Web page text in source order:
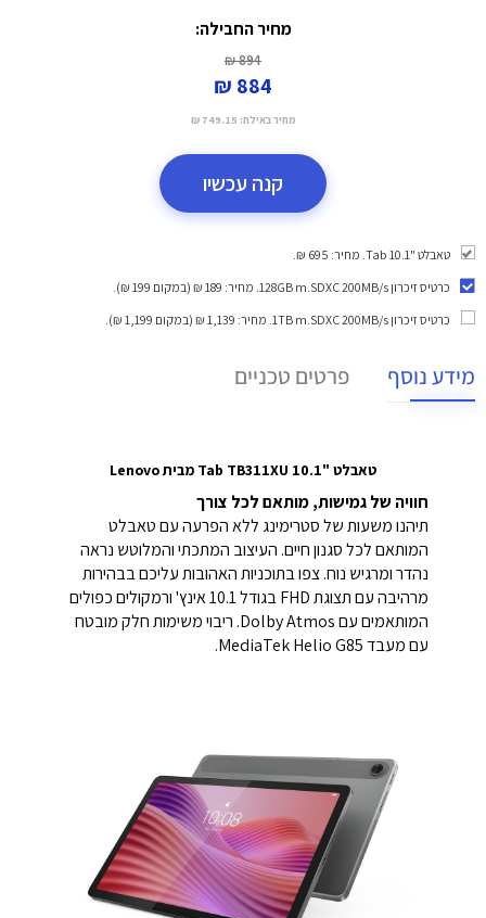
מחיר החבילה:
894 ₪
884 ₪
מחיר באילת: 749.15 ₪
קנה עכשיו
טאבלט "10.1 Tab. מחיר: 695 ₪.
כרטיס זיכרון 128GB m.SDXC 200MB/s
. מחיר: 189 ₪ (במקום 199 ₪).
כרטיס זיכרון 1TB m.SDXC 200MB/s
. מחיר: 1,139 ₪ (במקום 1,199 ₪).
מידע נוסף פרטים טכניים
טאבלט "10.1 Tab TB311XU מבית Lenovo
חוויה של גמישות,מותאם לכל צורך
תיהנו משעות של סטרימינג ללא הפרעה עם טאבלט
המותאם לכל סגנון חיים. העיצוב המתכתי והמלוטש נראה
נהדר ומרגיש נוח. צפו בתוכניות האהובות עליכם בבהירות
מרהיבה עם תצוגת FHD בגודל 10.1 אינץ' ורמקולים כפולים
המותאמים עם Dolby Atmos. ריבוי משימות חלק מובטח
עם מעבד MediaTek Helio G85.